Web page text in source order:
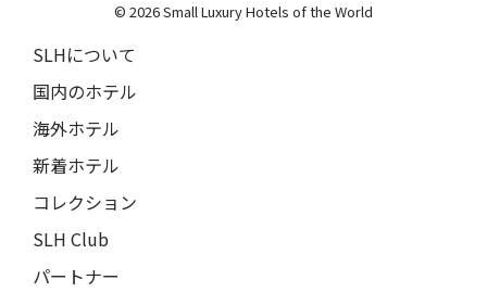
© 2026 Small Luxury Hotels of the World
SLHについて
国内のホテル
海外ホテル
新着ホテル
コレクション
SLH Club
パートナー